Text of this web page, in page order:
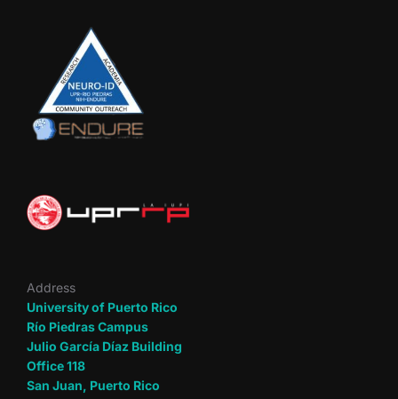
Address
University of Puerto Rico
Río Piedras Campus
Julio García Díaz Building
Office 118
San Juan, Puerto Rico